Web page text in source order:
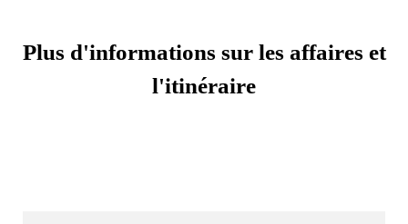
Plus d'informations sur les affaires et
l'itinéraire